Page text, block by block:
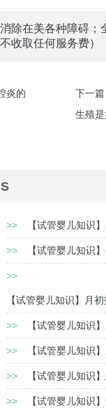
除在美各种障碍
收取任何服务费）
炎的 下一篇
生殖
>> 【试管婴儿知识
>> 【试管婴儿知识
>>
【试管婴儿知识】月
>> 【试管婴儿知识
>> 【试管婴儿知识
>> 【试管婴儿知识
>> 【试管婴儿知识